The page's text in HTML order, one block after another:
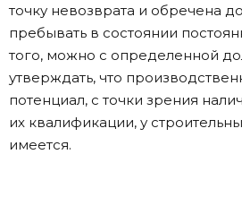
точку невозврата и обречена
пребывать в состоянии
того, можно с определенной
утверждать, что
потенциал, с точки зрения
их квалификации, у
имеется.